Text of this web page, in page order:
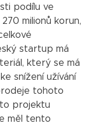
podílu ve
milionů korun,
startup má
který se má
snížení užívání
tohoto
projektu
měl tento